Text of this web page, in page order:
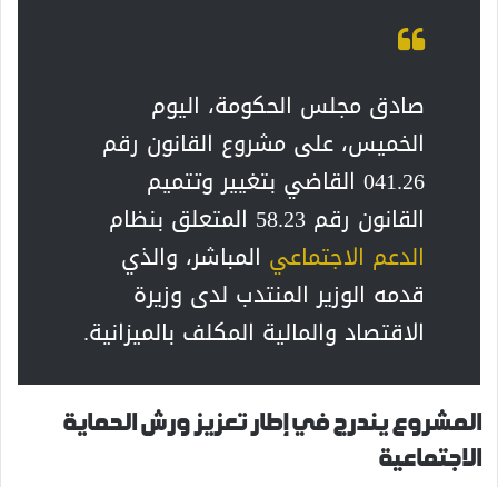
صادق مجلس الحكومة، اليوم
الخميس، على مشروع القانون رقم
041.26 القاضي بتغيير وتتميم
القانون رقم 58.23 المتعلق بنظام
الدعم الاجتماعي المباشر، والذي
قدمه الوزير المنتدب لدى وزيرة
الاقتصاد والمالية المكلف بالميزانية.
المشروع يندرج في إطار تعزيز ورش الحماية
الاجتماعية